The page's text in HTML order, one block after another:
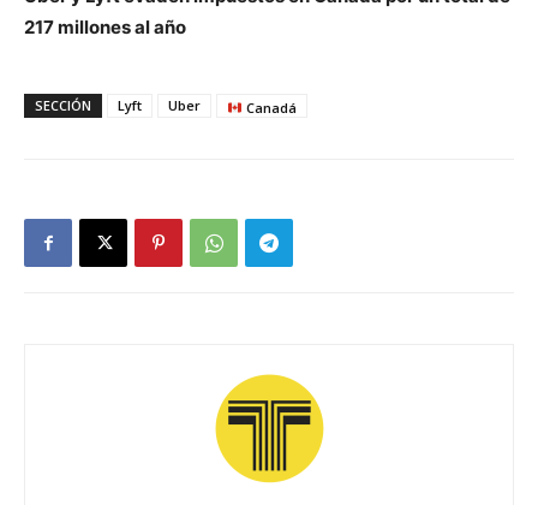
217 millones al año
SECCIÓN Lyft Uber Canadá